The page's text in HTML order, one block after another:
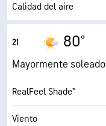
Calidad del aire
Índice UV máx.
Ráfagas
Humedad
Punto de rocío
21 80°
Mayormente soleado
RealFeel Shade™
Viento